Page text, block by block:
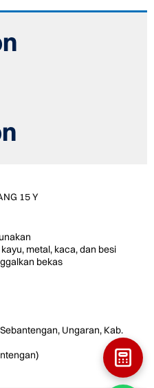
15 Y
metal, kaca, dan besi
bekas
Ungaran, Kab.